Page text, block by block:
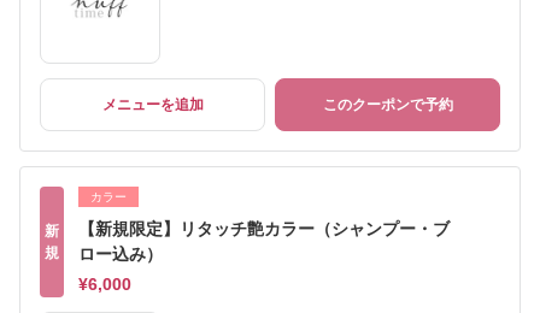
メニューを追加 このクーポンで予約
新
規
カラー
【新規限定】リタッチ艶カラー（シャンプー・ブ
ロー込み）
¥6,000